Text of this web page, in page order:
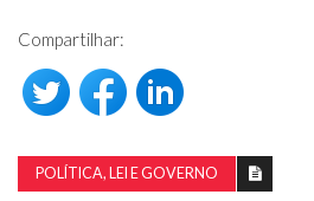
Compartilhar:
POLÍTICA, LEI E GOVERNO